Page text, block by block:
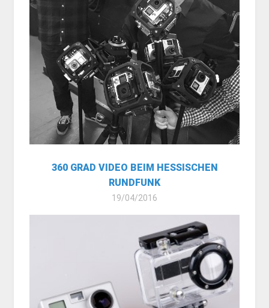
360 GRAD VIDEO BEIM HESSISCHEN
RUNDFUNK
19/04/2016